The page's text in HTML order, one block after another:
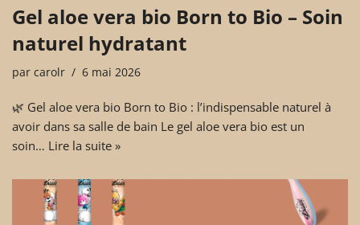
Gel aloe vera bio Born to Bio – Soin
naturel hydratant
par carolr 6 mai 2026
🌿 Gel aloe vera bio Born to Bio : l’indispensable naturel à
avoir dans sa salle de bain Le gel aloe vera bio est un
soin… Lire la suite »